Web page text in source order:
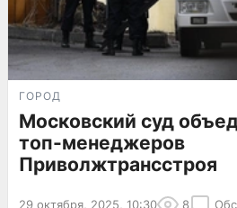
ГОРОД
Московский суд
топ-менеджеров
Приволжтрансстроя
29 октября, 2025, 10:30 8